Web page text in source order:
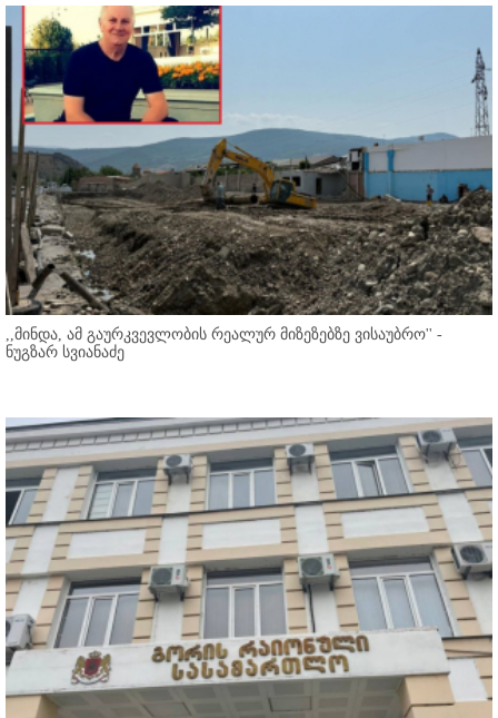
,,მინდა, ამ გაურკვევლობის რეალურ მიზეზებზე ვისაუბრო'' -
ნუგზარ სვიანაძე